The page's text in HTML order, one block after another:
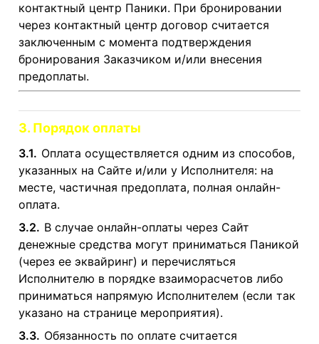
контактный центр Паники. При бронировании
через контактный центр договор считается
заключенным с момента подтверждения
бронирования Заказчиком и/или внесения
предоплаты.
3. Порядок оплаты
3.1. Оплата осуществляется одним из способов,
указанных на Сайте и/или у Исполнителя: на
месте, частичная предоплата, полная онлайн-
оплата.
3.2. В случае онлайн-оплаты через Сайт
денежные средства могут приниматься Паникой
(через ее эквайринг) и перечисляться
Исполнителю в порядке взаиморасчетов либо
приниматься напрямую Исполнителем (если так
указано на странице мероприятия).
3.3. Обязанность по оплате считается